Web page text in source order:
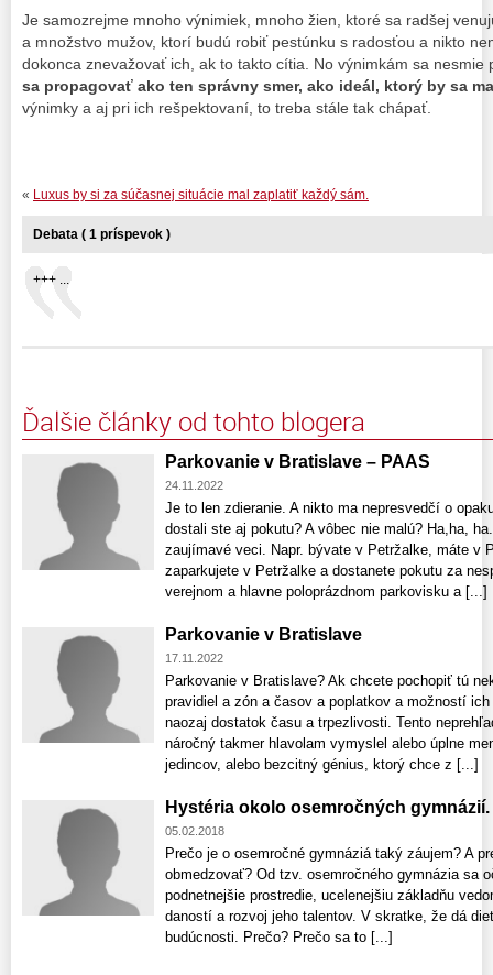
Je samozrejme mnoho výnimiek, mnoho žien, ktoré sa radšej
a množstvo mužov, ktorí budú robiť pestúnku s radosťou a nikto
dokonca znevažovať ich, ak to takto cítia. No výnimkám sa
sa propagovať ako ten správny smer, ako ideál, ktorý by sa
výnimky a aj pri ich rešpektovaní, to treba stále tak chápať.
« Luxus by si za súčasnej situácie mal zaplatiť každý sám.
Debata ( 1 príspevok )
+++ ...
Ďalšie články od tohto blogera
Parkovanie v Bratislave – PAAS
24.11.2022
Je to len zdieranie. A nikto ma nepresvedčí o
dostali ste aj pokutu? A vôbec nie malú? Ha,ha,
zaujímavé veci. Napr. bývate v Petržalke, máte v
zaparkujete v Petržalke a dostanete pokutu za
verejnom a hlavne poloprázdnom parkovisku a [...]
Parkovanie v Bratislave
17.11.2022
Parkovanie v Bratislave? Ak chcete pochopiť tú
pravidiel a zón a časov a poplatkov a možností
naozaj dostatok času a trpezlivosti. Tento
náročný takmer hlavolam vymyslel alebo úplne
jedincov, alebo bezcitný génius, ktorý chce z [...]
Hystéria okolo osemročných gymnázií.
05.02.2018
Prečo je o osemročné gymnáziá taký záujem? A
obmedzovať? Od tzv. osemročného gymnázia sa
podnetnejšie prostredie, ucelenejšiu základňu
daností a rozvoj jeho talentov. V skratke, že dá
budúcnosti. Prečo? Prečo sa to [...]